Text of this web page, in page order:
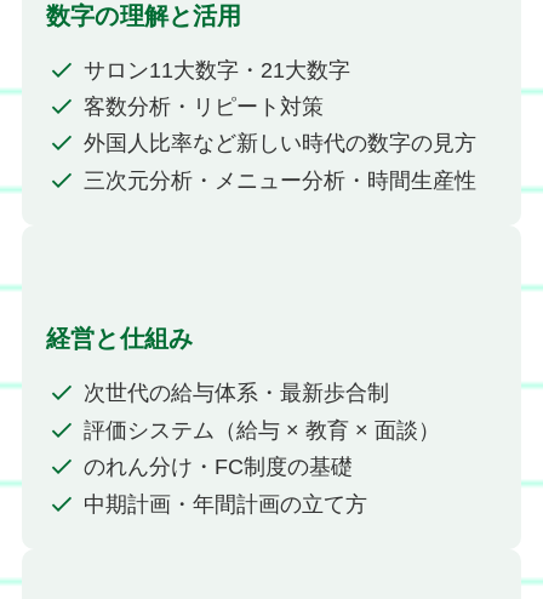
数字の理解と活用
サロン11大数字・21大数字
客数分析・リピート対策
外国人比率など新しい時代の数字の見方
三次元分析・メニュー分析・時間生産性
経営と仕組み
次世代の給与体系・最新歩合制
評価システム（給与 × 教育 × 面談）
のれん分け・FC制度の基礎
中期計画・年間計画の立て方